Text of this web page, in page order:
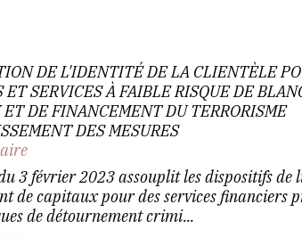
DE L'IDENTITÉ DE LA CLIENTÈLE
ET SERVICES À FAIBLE RISQUE DE
ET DE FINANCEMENT DU TERRORISME
DES MESURES
3 février 2023 assouplit les dispositifs de
de capitaux pour des services financiers
de détournement crimi...